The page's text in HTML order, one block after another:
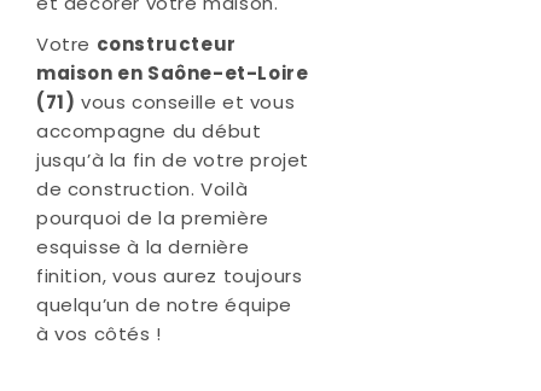
Votre constructeur
maison en Saône-et-Loire
(71) vous conseille et vous
accompagne du début
jusqu’à la fin de votre projet
de construction. Voilà
pourquoi de la première
esquisse à la dernière
finition, vous aurez toujours
quelqu’un de notre équipe
à vos côtés !